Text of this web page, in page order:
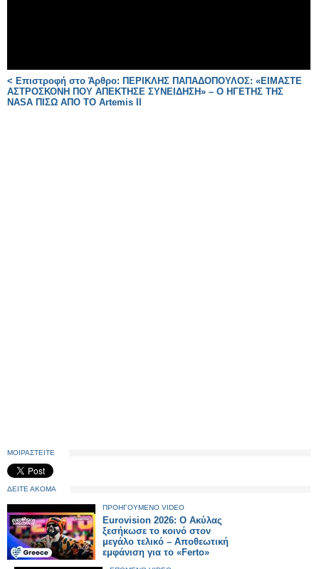
< Επιστροφή στο Άρθρο: ΠΕΡΙΚΛΗΣ ΠΑΠΑΔΟΠΟΥΛΟΣ: «ΕΙΜΑΣΤΕ
ΑΣΤΡΟΣΚΟΝΗ ΠΟΥ ΑΠΕΚΤΗΣΕ ΣΥΝΕΙΔΗΣΗ» – Ο ΗΓΕΤΗΣ ΤΗΣ
NASA ΠΙΣΩ ΑΠΟ ΤΟ Artemis II
ΜΟΙΡΑΣΤΕΙΤΕ
ΔΕΙΤΕ ΑΚΟΜΑ
ΠΡΟΗΓΟΥΜΕΝΟ VIDEO
Eurovision 2026: Ο Ακύλας
ξεσήκωσε το κοινό στον
μεγάλο τελικό – Αποθεωτική
εμφάνιση για το «Ferto»